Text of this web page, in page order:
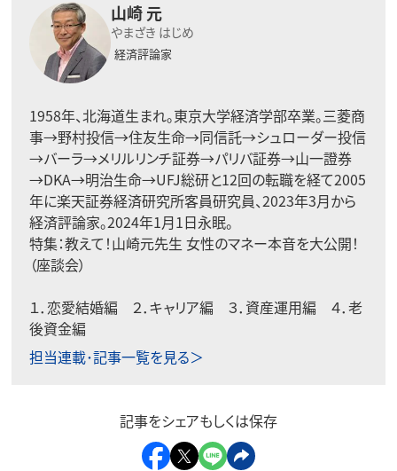
山崎 元
やまざき はじめ
経済評論家
1958年、北海道生まれ。東京大学経済学部卒業。三菱商
事→野村投信→住友生命→同信託→シュローダー投信
→バーラ→メリルリンチ証券→パリバ証券→山一證券
→DKA→明治生命→UFJ総研と12回の転職を経て2005
年に楽天証券経済研究所客員研究員、2023年3月から
経済評論家。2024年1月1日永眠。
特集：教えて！山崎元先生 女性のマネー本音を大公開！
（座談会）
１． 恋愛結婚編 ２．キャリア編 ３． 資産運用編 ４．老
後資金編
担当連載･記事一覧を見る＞
記事をシェアもしくは保存